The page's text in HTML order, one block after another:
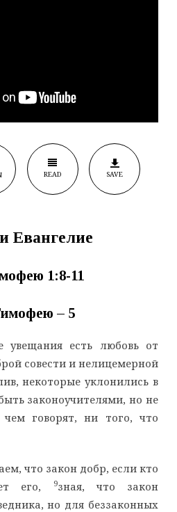
READ SAVE
Евангелие
1:8-11
– 5
увещания есть любовь от
совести и нелицемерной
некоторые уклонились в
законоучителями, но не
говорят, ни того, что
что закон добр, если кто
его,
9зная, что закон
но для беззаконных